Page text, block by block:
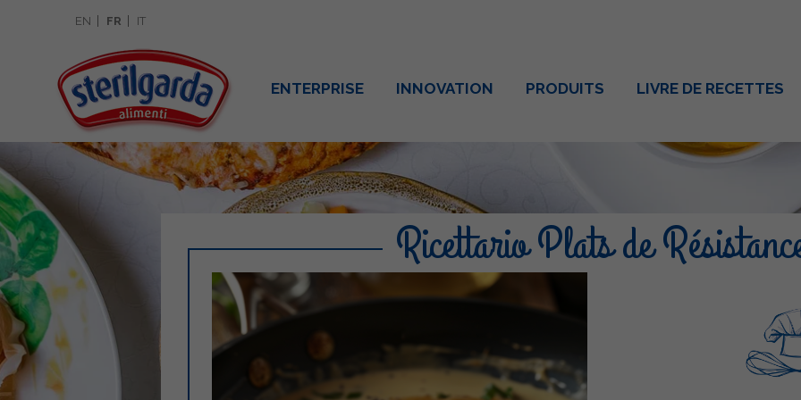
EN FR IT
ENTERPRISE INNOVATION PRODUITS LIVRE DE RECETTES
Ricettario Plats de